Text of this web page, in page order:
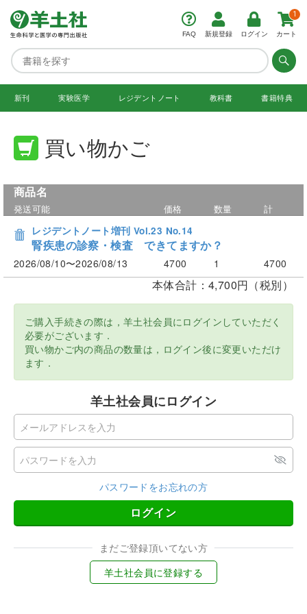
FAQ 新規登録 ログイン カート
1
新刊 実験医学 レジデント ノート 教科書 書籍特典
買い物かご
商品名
発送可能 価格 数量
計
レジデントノート増刊 Vol.23 No.14
腎疾患の診察・検査 できてますか？
2026/08/10〜2026/08/13 4700 1 4700
本体合計：4,700円（税別）
ご購入手続きの際は，羊土社会員にログインしていただく
必要がございます．
買い物かご内の商品の数量は，ログイン後に変更いただけ
ます．
羊土社会員にログイン
パスワードをお忘れの方
ログイン
まだご登録頂いてない方
羊土社会員に登録する